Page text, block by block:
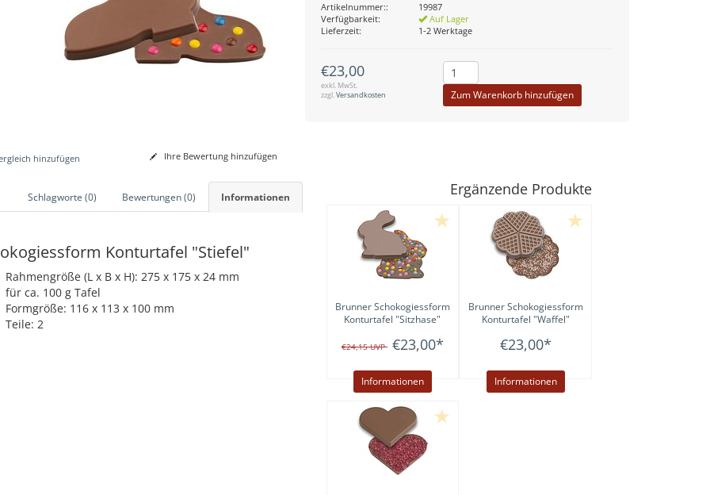
Artikelnummer::
19987
Verfügbarkeit:
Auf Lager
Lieferzeit:
1-2 Werktage
€23,00
exkl. MwSt.
zzgl.Versandkosten Zum Warenkorb hinzufügen
hinzufügen Ihre Bewertung hinzufügen
Informationen
Bewertungen (0)
Schlagworte (0)
Konturtafel "Stiefel"
Rahmengröße (L x B x H): 275 x 175 x 24 mm
für ca. 100 g Tafel
Formgröße: 116 x 113 x 100 mm
Teile: 2
Ergänzende Produkte
BrunnerSchokogiessform
Konturtafel "Sitzhase"
€24,15UVP €23,00*
Informationen
BrunnerSchokogiessform
Konturtafel "Waffel"
€23,00*
Informationen